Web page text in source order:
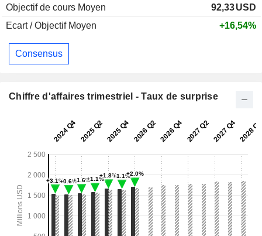
Objectif de cours Moyen
92,33USD
Ecart / Objectif Moyen
+16,54%
Consensus
Chiffre d'affaires trimestriel - Taux de surprise